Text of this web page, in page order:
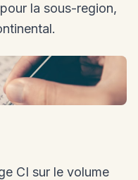
la sous-region,
CI sur le volume